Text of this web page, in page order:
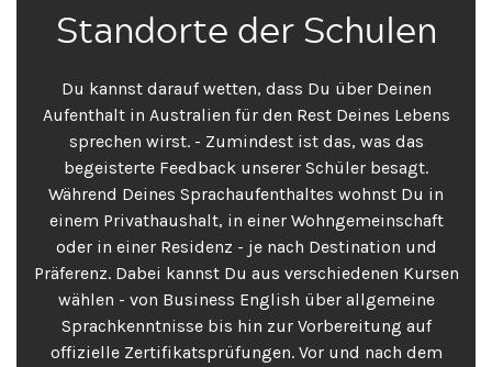
Standorte der Schulen
Du kannst darauf wetten, dass Du über Deinen
Aufenthalt in Australien für den Rest Deines Lebens
sprechen wirst. - Zumindest ist das, was das
begeisterte Feedback unserer Schüler besagt.
Während Deines Sprachaufenthaltes wohnst Du in
einem Privathaushalt, in einer Wohngemeinschaft
oder in einer Residenz - je nach Destination und
Präferenz.Dabei kannst Du aus verschiedenen Kursen
wählen - von Business English über allgemeine
Sprachkenntnisse bis hin zur Vorbereitung auf
offizielle Zertifikatsprüfungen. Vor und nach dem